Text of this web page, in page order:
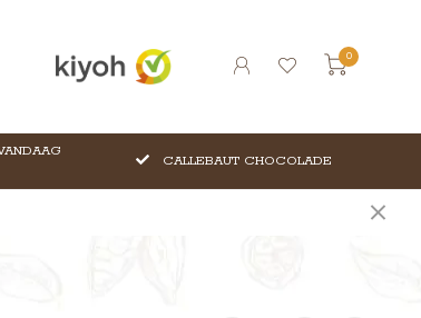
0
CALLEBAUT CHOCOLADE